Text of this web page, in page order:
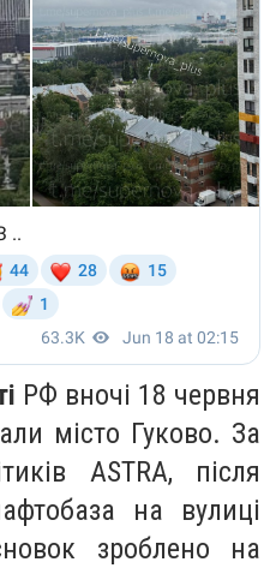
РФ вночі 18 червня
місто Гуково. За
ASTRA, після
на вулиці
зроблено на